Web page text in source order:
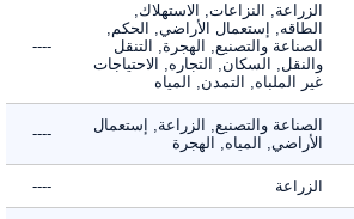
الزراعة, النزاعات, الاستهلاك,
الطاقه, إستعمال الأراضي, الحكم,
الصناعة والتصنيع, الهجرة, التنقل
والنقل, السكان, التجاره, الاحتياجات
غير الملباه, التمدن, المياه
----
الصناعة والتصنيع, الزراعة, إستعمال
الأراضي, المياه, الهجرة
----
الزراعة ----